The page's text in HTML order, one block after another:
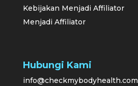
Kebijakan Menjadi Affiliator
Menjadi Affiliator
Hubungi Kami
info@checkmybodyhealth.com